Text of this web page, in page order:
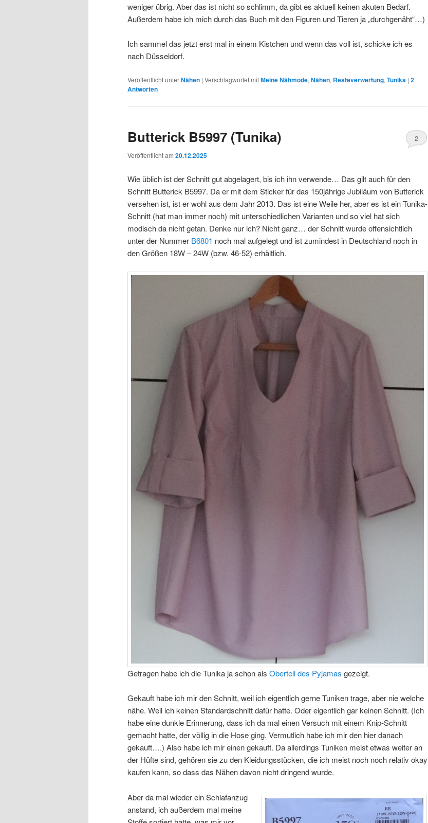
weniger übrig. Aber das ist nicht so schlimm, da gibt es aktuell keinen akuten Bedarf.
Außerdem habe ich mich durch das Buch mit den Figuren und Tieren ja „durchgenäht“…)
Ich sammel das jetzt erst mal in einem Kistchen und wenn das voll ist, schicke ich es
nach Düsseldorf.
Veröffentlicht unterNähen | Verschlagwortet mitMeine Nähmode, Nähen, Resteverwertung, Tunika | 2
Antworten
Butterick B5997 (Tunika)
Veröffentlicht am 20.12.2025
2
Wie üblich ist der Schnitt gut abgelagert, bis ich ihn verwende… Das gilt auch für den
Schnitt Butterick B5997. Da er mit dem Sticker für das 150jährige Jubiläum von Butterick
versehen ist, ist er wohl aus dem Jahr 2013. Das ist eine Weile her, aber es ist ein Tunika-
Schnitt (hat man immer noch) mit unterschiedlichen Varianten und so viel hat sich
modisch da nicht getan. Denke nur ich? Nicht ganz… der Schnitt wurde offensichtlich
unter der Nummer B6801 noch mal aufgelegt und ist zumindest in Deutschland noch in
den Größen 18W – 24W (bzw. 46-52) erhältlich.
Getragen habe ich die Tunika ja schon als Oberteil des Pyjamas gezeigt.
Gekauft habe ich mir den Schnitt, weil ich eigentlich gerne Tuniken trage, aber nie welche
nähe. Weil ich keinen Standardschnitt dafür hatte. Oder eigentlich gar keinen Schnitt. (Ich
habe eine dunkle Erinnerung, dass ich da mal einen Versuch mit einem Knip-Schnitt
gemacht hatte, der völlig in die Hose ging. Vermutlich habe ich mir den hier danach
gekauft….) Also habe ich mir einen gekauft. Da allerdings Tuniken meist etwas weiter an
der Hüfte sind, gehören sie zu den Kleidungsstücken, die ich meist noch noch relativ okay
kaufen kann, so dass das Nähen davon nicht dringend wurde.
Aber da mal wieder ein Schlafanzug
anstand, ich außerdem mal meine